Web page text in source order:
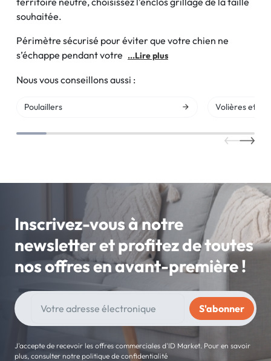
souhaitée.
Périmètre sécurisé pour éviter que votre chien ne
s’échappe pendant votre ...Lire plus
Nous vous conseillons aussi :
Poulaillers Volières et
Inscrivez-vous à notre
newsletter et profitez de toutes
nos offres en avant-première !
J'accepte de recevoir les offres commerciales d'ID Market. Pour en savoir
plus, consulter notre politique de confidentialité